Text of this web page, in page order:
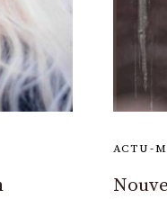
ACTU-